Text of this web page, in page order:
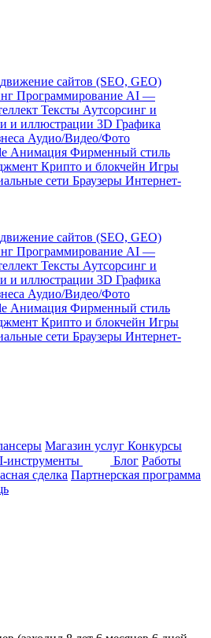
сайтов (SEO, GEO)
Программирование AI —
Тексты Аутсорсинг и
и иллюстрации 3D Графика
Аудио/Видео/Фото
Анимация Фирменный стиль
Крипто и блокчейн Игры
сети Браузеры Интернет-
сайтов (SEO, GEO)
Программирование AI —
Тексты Аутсорсинг и
и иллюстрации 3D Графика
Аудио/Видео/Фото
Анимация Фирменный стиль
Крипто и блокчейн Игры
сети Браузеры Интернет-
Магазин услуг Конкурсы
инструменты Блог Работы
сделка Партнерская программа